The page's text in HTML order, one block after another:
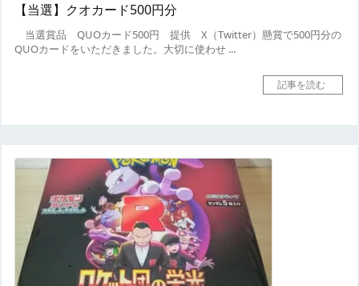
【当選】クオカード500円分
当選賞品 QUOカード500円 提供 X（Twitter）懸賞で500円分の
QUOカードをいただきました。大切に使わせ ...
記事を読む